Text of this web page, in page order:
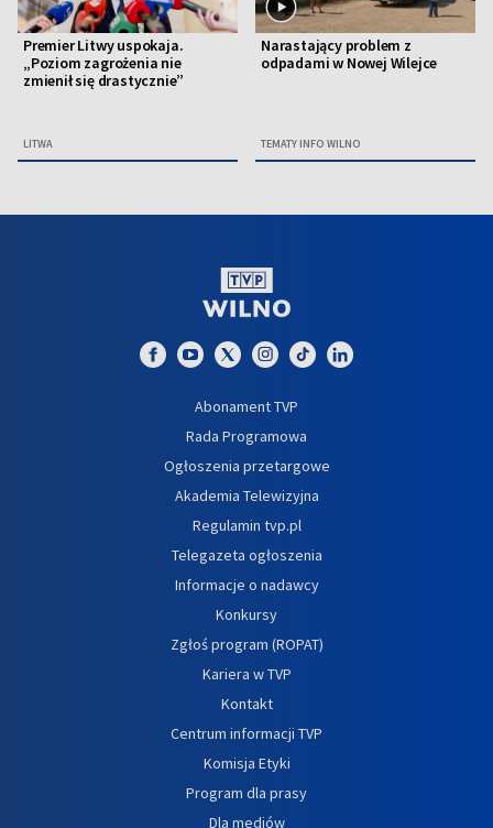
Premier Litwy uspokaja.
„Poziom zagrożenia nie
zmienił się drastycznie”
LITWA
Narastający problem z
odpadami w Nowej Wilejce
TEMATY INFO WILNO
Abonament TVP
Rada Programowa
Ogłoszenia przetargowe
Akademia Telewizyjna
Regulamin tvp.pl
Telegazeta ogłoszenia
Informacje o nadawcy
Konkursy
Zgłoś program (ROPAT)
Kariera w TVP
Kontakt
Centrum informacji TVP
Komisja Etyki
Program dla prasy
Dla mediów